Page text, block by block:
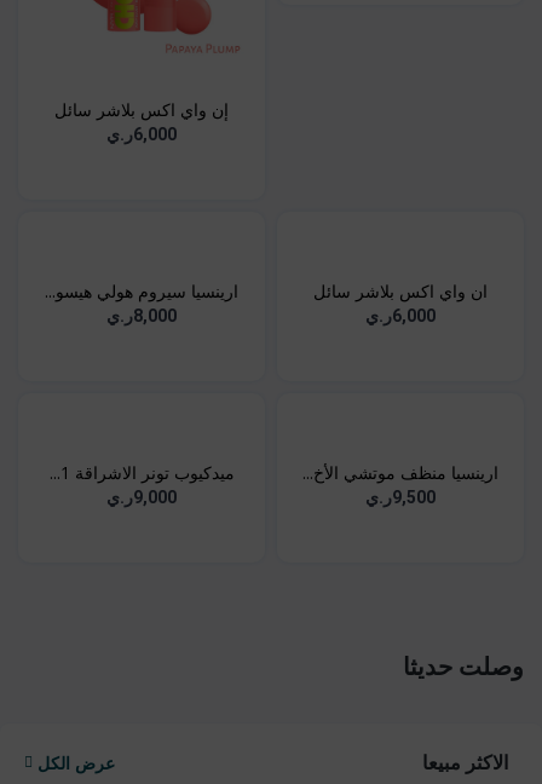
إن واي اكس بلاشر سائل
6,000ر.ي
ان واي اكس بلاشر سائل
6,000ر.ي
ارينسيا سيروم هولي هيسو...
8,000ر.ي
ارينسيا منظف موتشي الأخ...
9,500ر.ي
ميدكيوب تونر الاشراقة 1...
9,000ر.ي
وصلت حديثا
الاكثر مبيعا عرض الكل